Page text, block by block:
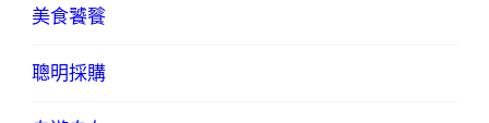
美食饕餮
聰明採購